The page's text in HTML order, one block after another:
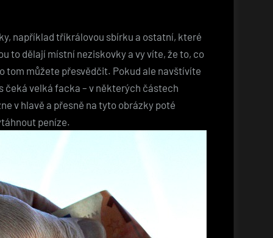
například tříkrálovou sbírku a ostatní, které
to dělají místní neziskovky a vy víte, že to, co
tom můžete přesvědčit. Pokud ale navštívíte
čeká velká facka – v některých částech
v hlavě a přesně na tyto obrázky poté
peníze.